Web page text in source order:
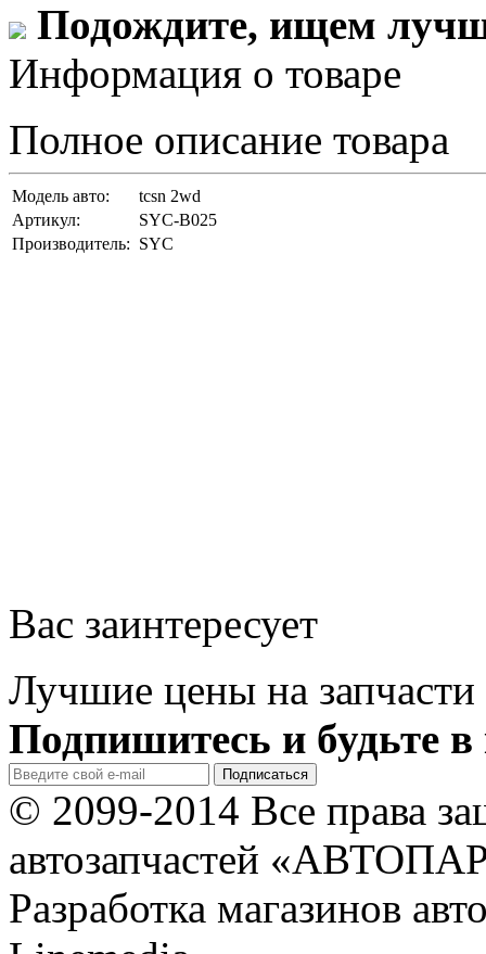
Подождите, ищем
Информация о товаре
Полное описание товара
Модель авто:
tcsn 2wd
Артикул:
SYC-B025
Производитель: SYC
Вас заинтересует
Лучшие цены на запчасти
Подпишитесь и будьте в
© 2099-2014 Все права
автозапчастей
Разработка магазинов